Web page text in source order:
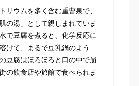
リウムを多く含む重曹泉で、
の湯」として親しまれていま
で豆腐を煮ると、化学反応に
けて、まるで豆乳鍋のよう
豆腐はほろほろと口の中で崩
の飲食店や旅館で食べられま